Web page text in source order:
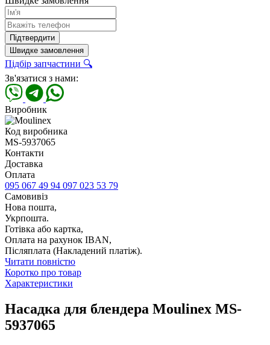
Підтвердити
Швидке замовлення
Підбір запчастини 🔍
Зв'язатися з нами:
Виробник
Код виробника
MS-5937065
Контакти
Доставка
Оплата
095 067 49 94 097 023 53 79
Самовивіз
Нова пошта,
Укрпошта.
Готівка або картка,
Оплата на рахунок IBAN,
Післяплата (Накладений платіж).
Читати повністю
Коротко про товар
Характеристики
Насадка для блендера Moulinex MS-
5937065